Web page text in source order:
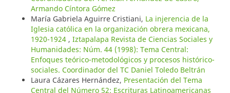
Armando Cíntora Gómez
María Gabriela Aguirre Cristiani, La injerencia de la
Iglesia católica en la organización obrera mexicana,
1920-1924 , Iztapalapa Revista de Ciencias Sociales y
Humanidades: Núm. 44 (1998): Tema Central:
Enfoques teórico-metodológicos y procesos histórico-
sociales. Coordinador del TC Daniel Toledo Beltrán
Laura Cázares Hernández, Presentación del Tema
Central del Número 52: Escrituras Latinoamericanas